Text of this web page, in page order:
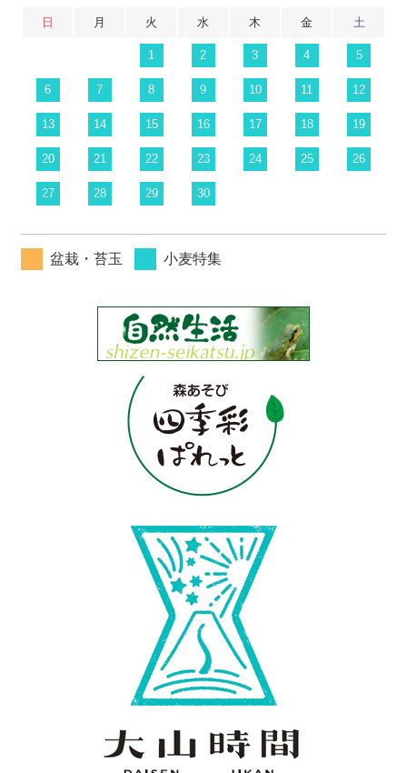
日 月 火 水 木 金 土
1 2 3 4 5
6 7 8 9 10 11 12
13 14 15 16 17 18 19
20 21 22 23 24 25 26
27 28 29 30
盆栽・苔玉 小麦特集